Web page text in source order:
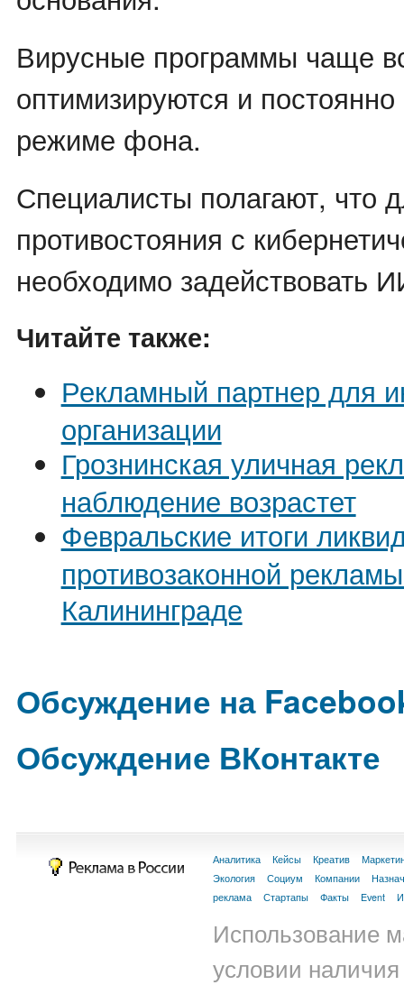
Вирусные программы чаще
оптимизируются и
режиме фона.
Специалисты полагают, что
противостояния с
необходимо задействовать
Читайте также:
Рекламный партнер для
организации
Грознинская уличная
наблюдение возрастет
Февральские итоги
противозаконной
Калининграде
Обсуждение на
Обсуждение ВКонтакте
Аналитика Кейсы Креатив
Экология
Социум Компании
реклама
Стартапы Факты Event
Использование
условии